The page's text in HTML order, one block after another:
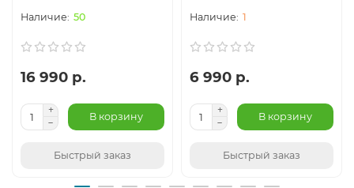
50
16 990 р.
В корзину
Быстрый заказ
1
6 990 р.
В корзину
Быстрый заказ